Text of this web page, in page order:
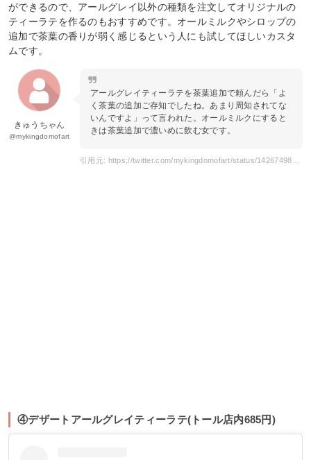
ができるので、アールグレイ以外の種類を注文してオリジナルの
ティーラテを作るのもおすすめです。オールミルクやシロップの
追加で茶葉の香りが弱く感じるという人にも試してほしいカスタ
ムです。
きゅうちゃん
@mykingdomofart
アールグレイティーラテを茶葉追加で頼んだら「よ
く茶葉の追加ご存知でしたね。あまり周知されてな
いんですよ」って言われた。オールミルクにすると
きは茶葉追加で濃いめに飲む女です。
④デザートアールグレイティーラテ(トール店内685円)